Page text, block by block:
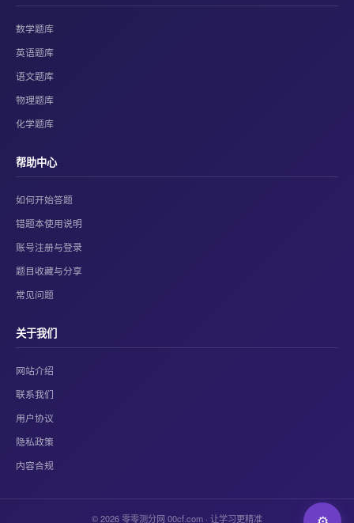
数学题库
英语题库
语文题库
物理题库
化学题库
帮助中心
如何开始答题
错题本使用说明
账号注册与登录
题目收藏与分享
常见问题
关于我们
网站介绍
联系我们
用户协议
隐私政策
内容合规
© 2026 零零测分网 00cf.com · 让学习更精准